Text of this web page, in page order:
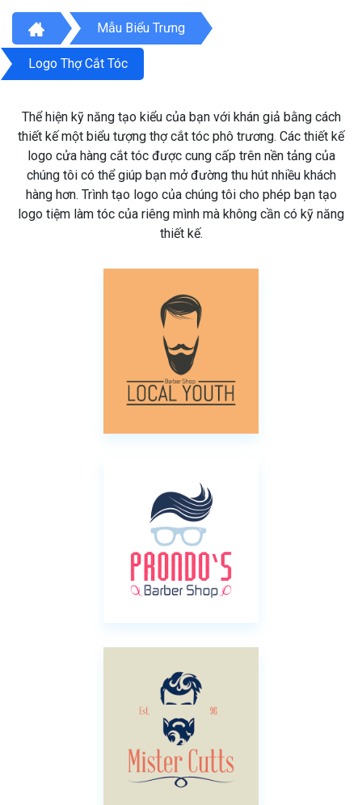
Mẫu Biểu Trưng
Logo Thợ Cắt Tóc
Thể hiện kỹ năng tạo kiểu của bạn với khán giả bằng cách
thiết kế một biểu tượng thợ cắt tóc phô trương. Các thiết kế
logo cửa hàng cắt tóc được cung cấp trên nền tảng của
chúng tôi có thể giúp bạn mở đường thu hút nhiều khách
hàng hơn. Trình tạo logo của chúng tôi cho phép bạn tạo
logo tiệm làm tóc của riêng mình mà không cần có kỹ năng
thiết kế.